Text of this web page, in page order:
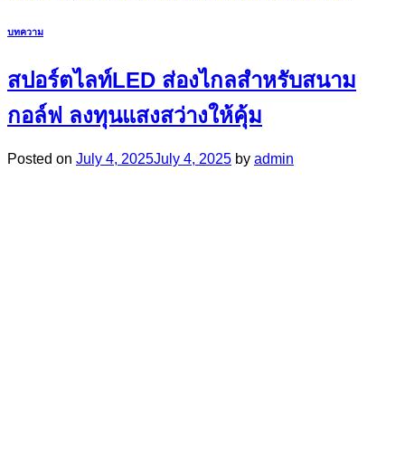
บทความ
สปอร์ตไลท์LED ส่องไกลสำหรับสนาม
กอล์ฟ ลงทุนแสงสว่างให้คุ้ม
Posted on July 4, 2025July 4, 2025 by admin